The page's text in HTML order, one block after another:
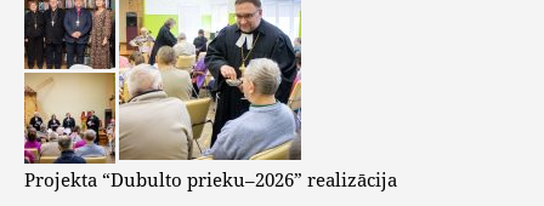
Projekta “Dubulto prieku–2026” realizācija